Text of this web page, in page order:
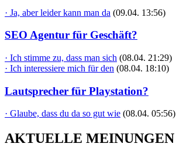
· Ja, aber leider kann man da (09.04. 13:56)
SEO Agentur für Geschäft?
· Ich stimme zu, dass man sich (08.04. 21:29)
· Ich interessiere mich für den (08.04. 18:10)
Lautsprecher für Playstation?
· Glaube, dass du da so gut wie (08.04. 05:56)
AKTUELLE MEINUNGEN